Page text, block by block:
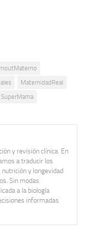
MaternidadReal
SuperMama
y revisión clínica. En
a traducir los
y longevidad
Sin modas
a la biología
informadas